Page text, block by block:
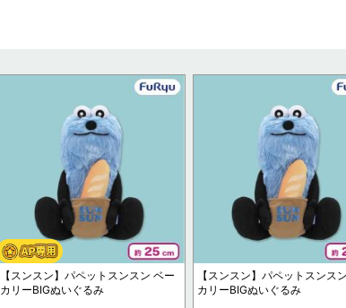
【スンスン】パペットスンスン ベー
カリーBIGぬいぐるみ
【スンスン】パペットスンス
カリーBIGぬいぐるみ